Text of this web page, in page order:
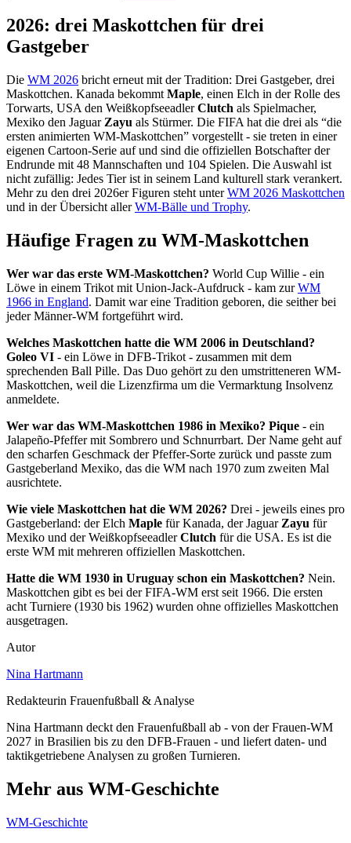
2026: drei Maskottchen für drei
Gastgeber
Die WM 2026 bricht erneut mit der Tradition: Drei Gastgeber, drei
Maskottchen. Kanada bekommt Maple, einen Elch in der Rolle des
Torwarts, USA den WeißkopfseeadlerClutch als Spielmacher,
Mexiko den Jaguar Zayu als Stürmer. Die FIFA hat die drei als “die
ersten animierten WM-Maskottchen” vorgestellt - sie treten in einer
eigenen Cartoon-Serie auf und sind die offiziellen Botschafter der
Endrunde mit 48 Mannschaften und 104 Spielen. Die Auswahl ist
nicht zufällig: Jedes Tier ist in seinem Land kulturell stark verankert.
Mehr zu den drei 2026er Figuren steht unterWM 2026 Maskottchen
und in der Übersicht allerWM-Bälle und Trophy.
Häufige Fragen zu WM-Maskottchen
Wer war das erste WM-Maskottchen? World Cup Willie - ein
Löwe in einem Trikot mit Union-Jack-Aufdruck - kam zurWM
1966 in England. Damit war eine Tradition geboren, die seither bei
jeder Männer-WM fortgeführt wird.
Welches Maskottchen hatte die WM 2006 in Deutschland?
Goleo VI - ein Löwe in DFB-Trikot - zusammen mit dem
sprechenden Ball Pille. Das Duo gehört zu den umstritteneren WM-
Maskottchen, weil die Lizenzfirma um die Vermarktung Insolvenz
anmeldete.
Wer war das WM-Maskottchen 1986 in Mexiko? Pique - ein
Jalapeño-Pfeffer mit Sombrero und Schnurrbart. Der Name geht auf
den scharfen Geschmack der Pfeffer-Sorte zurück und passte zum
Gastgeberland Mexiko, das die WM nach 1970 zum zweiten Mal
ausrichtete.
Wie viele Maskottchen hat die WM 2026? Drei - jeweils eines pro
Gastgeberland: der Elch Maple für Kanada, der Jaguar Zayu für
Mexiko und der WeißkopfseeadlerClutch für die USA. Es ist die
erste WM mit mehreren offiziellen Maskottchen.
Hatte die WM 1930 in Uruguay schon ein Maskottchen? Nein.
Maskottchen gibt es bei der FIFA-WM erst seit 1966. Die ersten
acht Turniere (1930 bis 1962) wurden ohne offizielles Maskottchen
ausgetragen.
Autor
Nina Hartmann
Redakteurin Frauenfußball & Analyse
Nina Hartmann deckt den Frauenfußball ab - von der Frauen-WM
2027 in Brasilien bis zu den DFB-Frauen - und liefert daten- und
taktikgetriebene Analysen zu großen Turnieren.
Mehr aus WM-Geschichte
WM-Geschichte